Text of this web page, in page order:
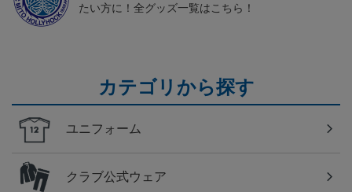
たい方に！全グッズ一覧はこちら！
カテゴリから探す
ユニフォーム
クラブ公式ウェア